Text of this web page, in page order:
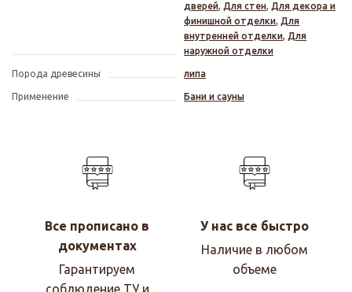
дверей, Для стен, Для декора и
финишной отделки, Для
внутренней отделки, Для
наружной отделки
Порода древесины липа
Применение Бани и сауны
Все прописано в
документах
Гарантируем
соблюдение ТУ и
У нас все быстро
Наличие в любом
объеме